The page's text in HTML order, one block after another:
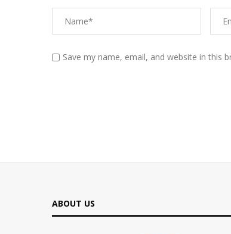
Save my name, email, and website in this
ABOUT US